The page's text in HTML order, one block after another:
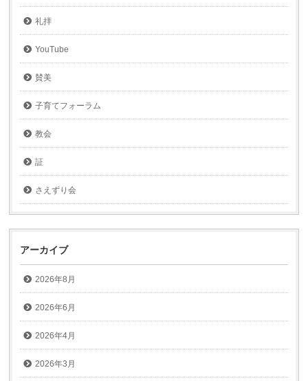
礼拝
YouTube
賛美
子育てフォーラム
教会
証
さえずり会
アーカイブ
2026年8月
2026年6月
2026年4月
2026年3月